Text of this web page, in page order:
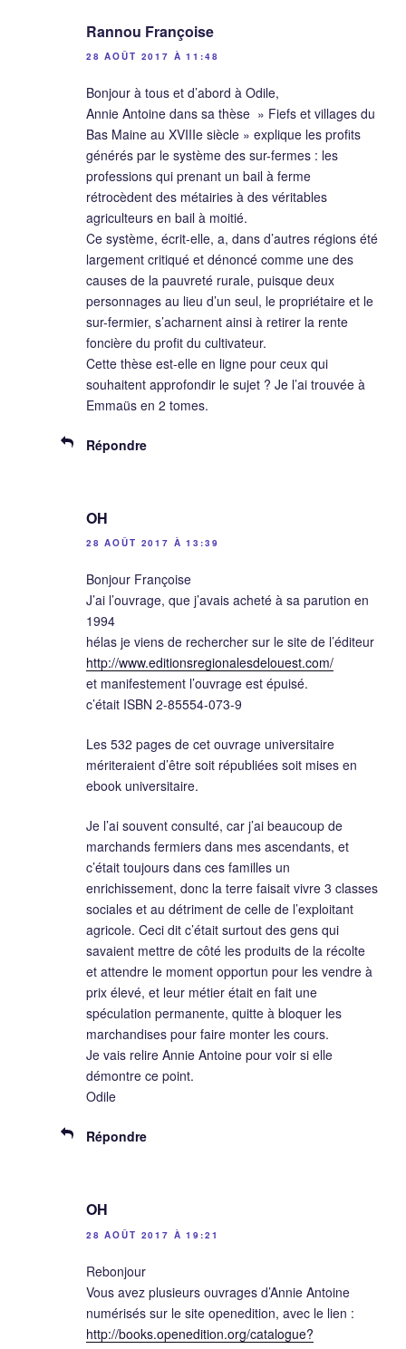
Rannou Françoise
28 AOÛT 2017 À 11:48
Bonjour à tous et d’abord à Odile,
Annie Antoine dans sa thèse » Fiefs et villages du
Bas Maine au XVIIIe siècle » explique les profits
générés par le système des sur-fermes : les
professions qui prenant un bail à ferme
rétrocèdent des métairies à des véritables
agriculteurs en bail à moitié.
Ce système, écrit-elle, a, dans d’autres régions été
largement critiqué et dénoncé comme une des
causes de la pauvreté rurale, puisque deux
personnages au lieu d’un seul, le propriétaire et le
sur-fermier, s’acharnent ainsi à retirer la rente
foncière du profit du cultivateur.
Cette thèse est-elle en ligne pour ceux qui
souhaitent approfondir le sujet ? Je l’ai trouvée à
Emmaüs en 2 tomes.
Répondre
OH
28 AOÛT 2017 À 13:39
Bonjour Françoise
J’ai l’ouvrage, que j’avais acheté à sa parution en
1994
hélas je viens de rechercher sur le site de l’éditeur
http://www.editionsregionalesdelouest.com/
et manifestement l’ouvrage est épuisé.
c’était ISBN 2-85554-073-9
Les 532 pages de cet ouvrage universitaire
mériteraient d’être soit républiées soit mises en
ebook universitaire.
Je l’ai souvent consulté, car j’ai beaucoup de
marchands fermiers dans mes ascendants, et
c’était toujours dans ces familles un
enrichissement, donc la terre faisait vivre 3 classes
sociales et au détriment de celle de l’exploitant
agricole. Ceci dit c’était surtout des gens qui
savaient mettre de côté les produits de la récolte
et attendre le moment opportun pour les vendre à
prix élevé, et leur métier était en fait une
spéculation permanente, quitte à bloquer les
marchandises pour faire monter les cours.
Je vais relire Annie Antoine pour voir si elle
démontre ce point.
Odile
Répondre
OH
28 AOÛT 2017 À 19:21
Rebonjour
Vous avez plusieurs ouvrages d’Annie Antoine
numérisés sur le site openedition, avec le lien :
http://books.openedition.org/catalogue?